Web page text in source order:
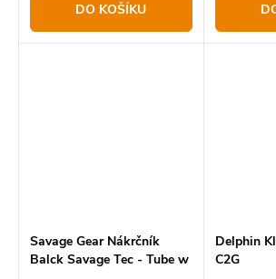
DO KOŠÍKU
Savage Gear Nákrčník
Balck Savage Tec - Tube w
Delphin
C2G